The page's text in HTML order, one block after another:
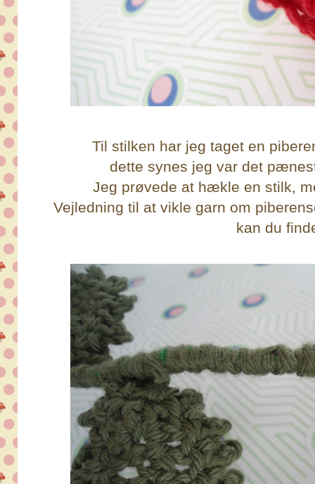
Til stilken har jeg taget en
dette synes jeg var det
Jeg prøvede at hækle en stilk,
Vejledning til at vikle garn om
kan du